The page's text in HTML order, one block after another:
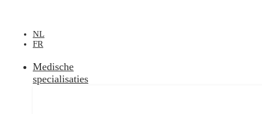
NL
FR
Medische
specialisaties